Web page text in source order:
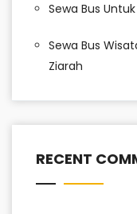
Sewa Bus
Sewa Bus
Ziarah
RECENT